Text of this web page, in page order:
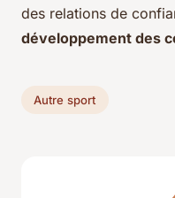
des relations de
développement des
Autre sport